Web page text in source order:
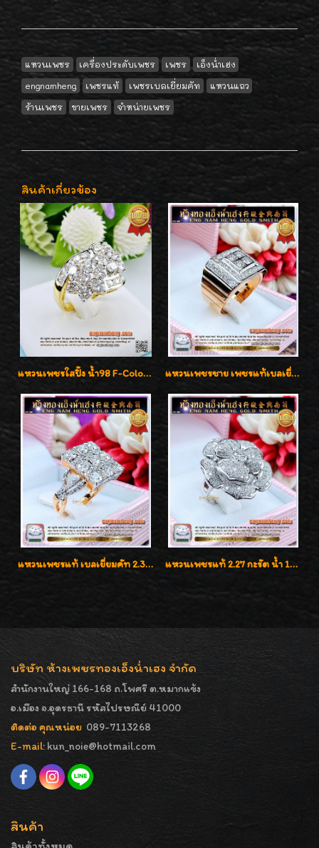
แหวนเพชร เครื่องประดับเพชร เพชร
เอ็งน่ำเฮง
engnamheng
เพชรแท้ เพชรเบลเยี่ยมคัท
แหวนแถว
ร้านเพชร
ขายเพชร จำหน่ายเพชร
สินค้าเกี่ยวข้อง
แหวนเพชรใสปิ๊ง น้ำ98 F-Color/VVS1 น้ำหนักเพชรรวม 2.56 กะรัต ใส่เต็มนิ้วเพชรเป็นน้ำเป็นเนื้อสวยมากๆค่ะ แหวนเพชรชาย เพชรแท้เบลเยี่ยมคัท น้ำ100% D-Color/VVS 2.46 กะรัต
แหวนเพชรแท้ เบลเยี่ยมคัท 2.39 กะรัต น้ำ 98 F-Color/VVS ดีไซน์หน้ากว้างหรูเต็มนิ้ว แหวนเพชรแท้ 2.27 กะรัต น้ำ 100% เบลเยี่ยมคัท ลวดลายดอกกุหลาบหรู
บริษัท ห้างเพชรทองเอ็งน่ำเฮง จำกัด
สำนักงานใหญ่ 166-168 ถ.โพศรี ต.หมากแข้ง
อ.เมือง จ.อุดรธานี รหัสไปรษณีย์ 41000
ติดต่อ คุณหน่อย 089-7113268
E-mail: kun_noie@hotmail.com
สินค้า